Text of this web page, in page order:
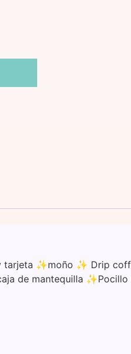
✨moño ✨ Drip
de mantequilla ✨Pocillo